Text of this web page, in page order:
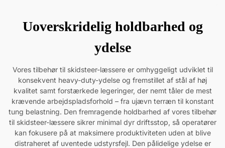
Uoverskridelig holdbarhed og
ydelse
Vores tilbehør til skidsteer-læssere er omhyggeligt udviklet til
konsekvent heavy-duty-ydelse og fremstillet af stål af høj
kvalitet samt forstærkede legeringer, der nemt tåler de mest
krævende arbejdspladsforhold – fra ujævn terræn til konstant
tung belastning. Den fremragende holdbarhed af vores tilbehør
til skidsteer-læssere sikrer minimal dyr driftsstop, så operatører
kan fokusere på at maksimere produktiviteten uden at blive
distraheret af uventede udstyrsfejl. Den pålidelige ydelse er